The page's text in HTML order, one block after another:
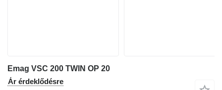
Emag VSC 200 TWIN OP 20
Ár érdeklődésre